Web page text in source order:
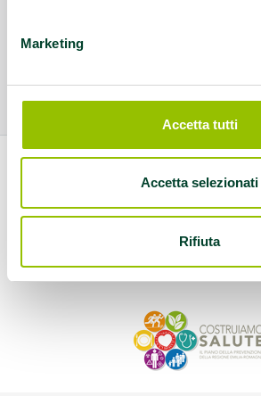
Marketing
Accetta tutti
Accetta selezionati
Rifiuta